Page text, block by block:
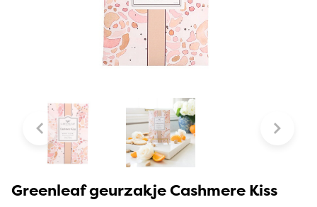
Greenleaf geurzakje Cashmere Kiss